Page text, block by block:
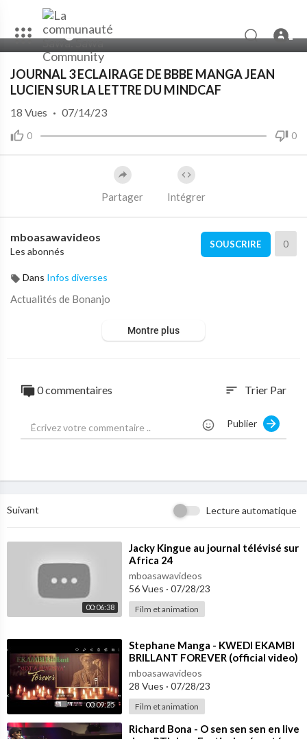
00:00 01:46
JOURNAL 3 ECLAIRAGE DE BBBE MANGA JEAN
LUCIEN SUR LA LETTRE DU MINDCAF
0 0
18 Vues · 07/14/23
Partager Intégrer
mboasawavideos
Les abonnés
SOUSCRIRE 0
Dans Infos diverses
Actualités de Bonanjo
Montre plus
0 commentaires sort Trier Par
Publier
Suivant Lecture automatique
00:06:38
⁣Jacky Kingue au journal télévisé sur
Africa 24
mboasawavideos
56 Vues · 07/28/23
Film et animation
00:09:25
⁣Stephane Manga - KWEDI EKAMBI
BRILLANT FOREVER (official video)
directed by GEORGES MBIAGAM
mboasawavideos
28 Vues · 07/28/23
Film et animation
⁣Richard Bona - O sen sen sen en live